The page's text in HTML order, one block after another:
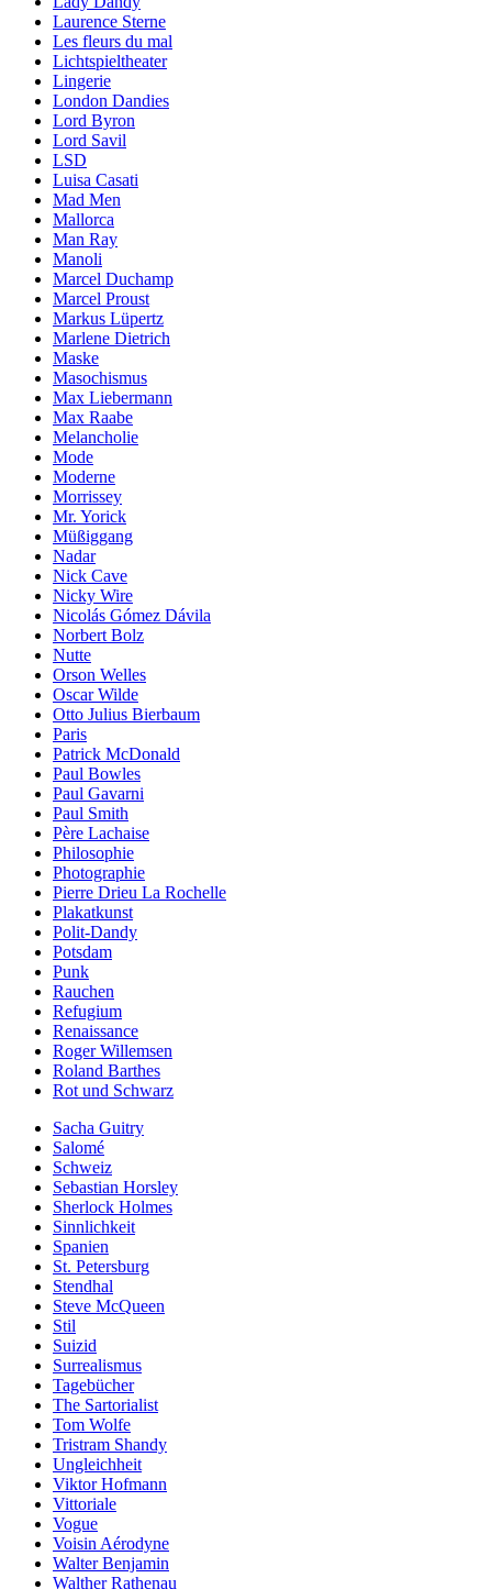
Laurence Sterne
Les fleurs du mal
Lichtspieltheater
Lingerie
London Dandies
Lord Byron
Lord Savil
LSD
Luisa Casati
Mad Men
Mallorca
Man Ray
Manoli
Marcel Duchamp
Marcel Proust
Markus Lüpertz
Marlene Dietrich
Maske
Masochismus
Max Liebermann
Max Raabe
Melancholie
Mode
Moderne
Morrissey
Mr. Yorick
Müßiggang
Nadar
Nick Cave
Nicky Wire
Nicolás Gómez Dávila
Norbert Bolz
Nutte
Orson Welles
Oscar Wilde
Otto Julius Bierbaum
Paris
Patrick McDonald
Paul Bowles
Paul Gavarni
Paul Smith
Père Lachaise
Philosophie
Photographie
Pierre Drieu La Rochelle
Plakatkunst
Polit-Dandy
Potsdam
Punk
Rauchen
Refugium
Renaissance
Roger Willemsen
Roland Barthes
Rot und Schwarz
Sacha Guitry
Salomé
Schweiz
Sebastian Horsley
Sherlock Holmes
Sinnlichkeit
Spanien
St. Petersburg
Stendhal
Steve McQueen
Stil
Suizid
Surrealismus
Tagebücher
The Sartorialist
Tom Wolfe
Tristram Shandy
Ungleichheit
Viktor Hofmann
Vittoriale
Vogue
Voisin Aérodyne
Walter Benjamin
Walther Rathenau